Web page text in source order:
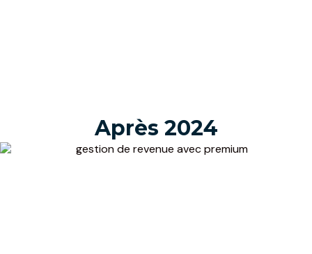
Après 2024